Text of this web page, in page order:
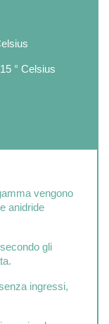
° Celsius
vengono
anidride
gli
ingressi,